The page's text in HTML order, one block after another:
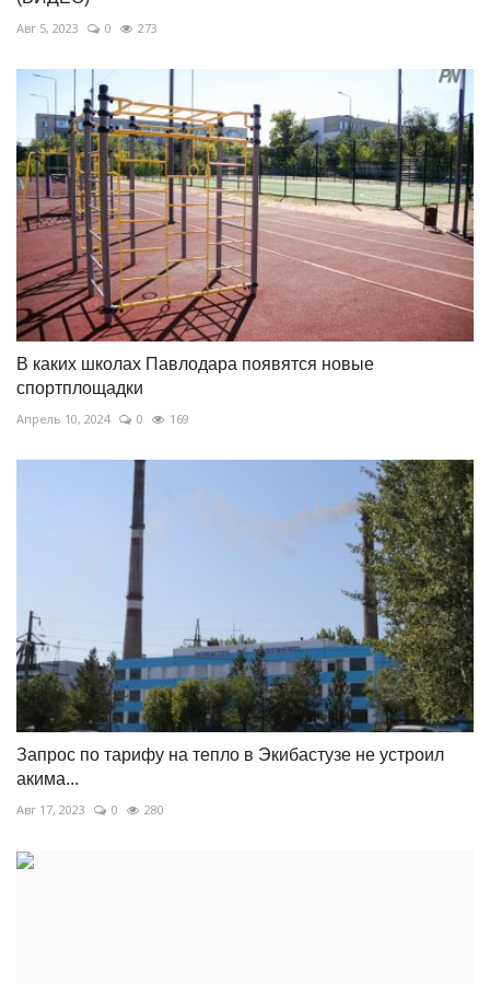
Авг 5, 2023 0 273
В каких школах Павлодара появятся новые
спортплощадки
Апрель 10, 2024 0 169
Запрос по тарифу на тепло в Экибастузе не устроил
акима...
Авг 17, 2023 0 280